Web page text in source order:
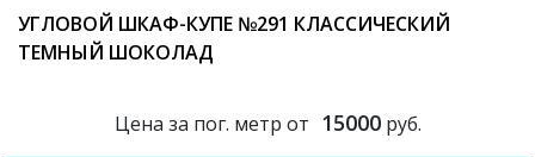
УГЛОВОЙ ШКАФ-КУПЕ №291 КЛАССИЧЕСКИЙ
ТЕМНЫЙ ШОКОЛАД
Цена за пог. метр от 15000руб.